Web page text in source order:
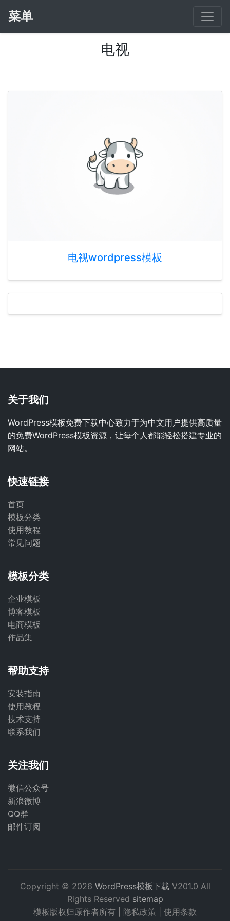
菜单
电视
电视wordpress模板
关于我们
WordPress模板免费下载中心致力于为中文用户提供高质量
的免费WordPress模板资源，让每个人都能轻松搭建专业的
网站。
快速链接
首页
模板分类
使用教程
常见问题
模板分类
企业模板
博客模板
电商模板
作品集
帮助支持
安装指南
使用教程
技术支持
联系我们
关注我们
微信公众号
新浪微博
QQ群
邮件订阅
Copyright © 2026 WordPress模板下载 V201.0 All
Rights Reserved sitemap
模板版权归原作者所有 | 隐私政策 使用条款